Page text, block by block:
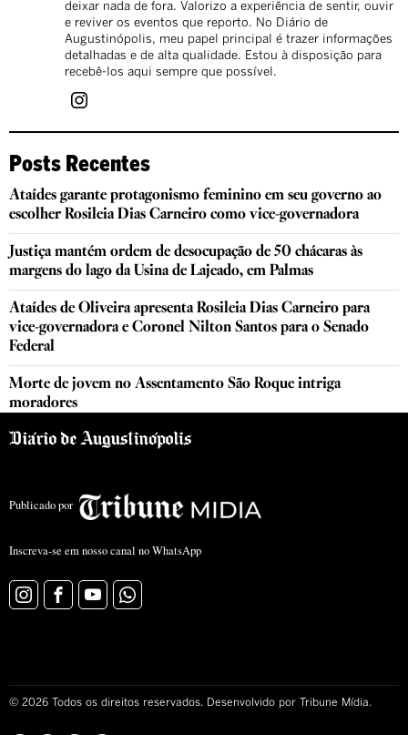
deixar nada de fora. Valorizo a experiência de sentir, ouvir
e reviver os eventos que reporto. No Diário de
Augustinópolis, meu papel principal é trazer informações
detalhadas e de alta qualidade. Estou à disposição para
recebê-los aqui sempre que possível.
Posts Recentes
Ataídes garante protagonismo feminino em seu governo ao
escolher Rosileia Dias Carneiro como vice-governadora
Justiça mantém ordem de desocupação de 50 chácaras às
margens do lago da Usina de Lajeado, em Palmas
Ataídes de Oliveira apresenta Rosileia Dias Carneiro para
vice-governadora e Coronel Nilton Santos para o Senado
Federal
Morte de jovem no Assentamento São Roque intriga
moradores
Publicado por
Inscreva-se em nosso canal no WhatsApp
© 2026 Todos os direitos reservados. Desenvolvido por Tribune Mídia.